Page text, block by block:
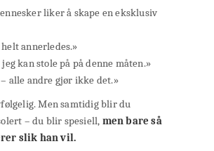
liker å skape en eksklusiv
annerledes.»
kan stole på på denne måten.»
alle andre gjør ikke det.»
Men samtidig blir du
– du blir spesiell, men bare så
slik han vil.